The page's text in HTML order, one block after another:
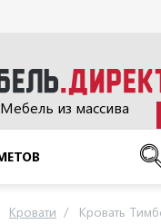
Мебель из массива
Кровати Кровать